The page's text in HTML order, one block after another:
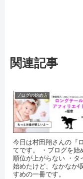
関連記事
ブログの始め方
今日は村田翔さんの『
てです。 ・ブログを始
順位が上がらない ・タ
始めたけど、なかなか
すめの一冊です。